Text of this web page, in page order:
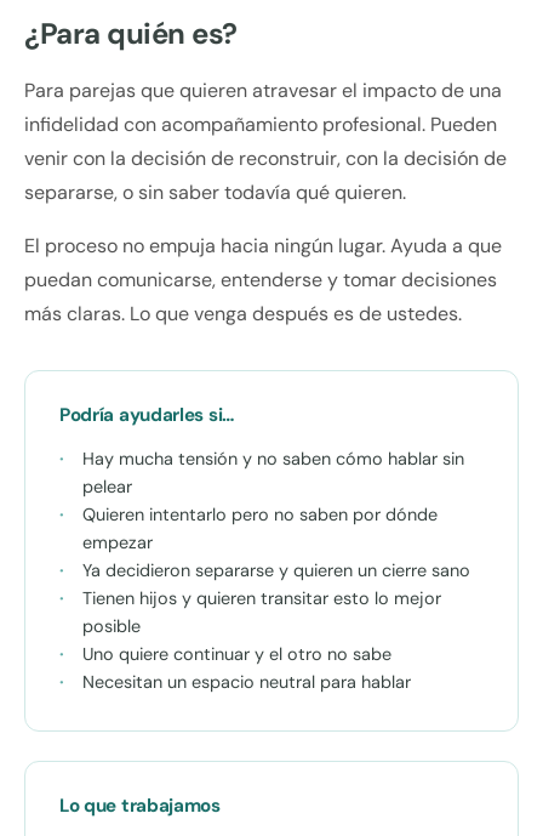
¿Para quién es?
Para parejas que quieren atravesar el impacto de una
infidelidad con acompañamiento profesional. Pueden
venir con la decisión de reconstruir, con la decisión de
separarse, o sin saber todavía qué quieren.
El proceso no empuja hacia ningún lugar. Ayuda a que
puedan comunicarse, entenderse y tomar decisiones
más claras. Lo que venga después es de ustedes.
Podría ayudarles si…
Hay mucha tensión y no saben cómo hablar sin
pelear
Quieren intentarlo pero no saben por dónde
empezar
Ya decidieron separarse y quieren un cierre sano
Tienen hijos y quieren transitar esto lo mejor
posible
Uno quiere continuar y el otro no sabe
Necesitan un espacio neutral para hablar
Lo que trabajamos